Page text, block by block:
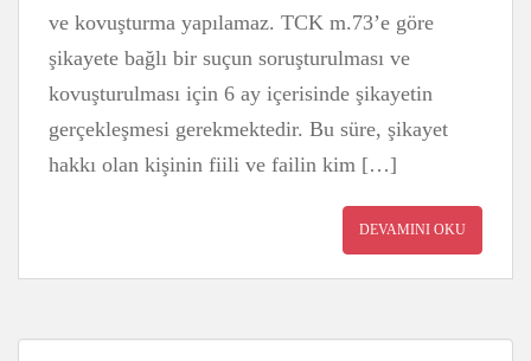
ve kovuşturma yapılamaz. TCK m.73’e göre
şikayete bağlı bir suçun soruşturulması ve
kovuşturulması için 6 ay içerisinde şikayetin
gerçekleşmesi gerekmektedir. Bu süre, şikayet
hakkı olan kişinin fiili ve failin kim […]
DEVAMINI OKU